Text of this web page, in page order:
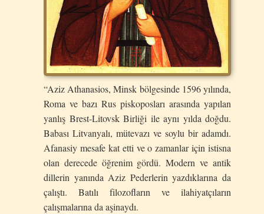
“Aziz Athanasios, Minsk bölgesinde 1596 yılında,
Roma ve bazı Rus piskoposları arasında yapılan
yanlış Brest-Litovsk Birliği ile aynı yılda doğdu.
Babası Litvanyalı, mütevazı ve soylu bir adamdı.
Afanasiy mesafe kat etti ve o zamanlar için istisna
olan derecede öğrenim gördü. Modern ve antik
dillerin yanında Aziz Pederlerin yazdıklarına da
çalıştı. Batılı filozofların ve ilahiyatçıların
çalışmalarına da aşinaydı.